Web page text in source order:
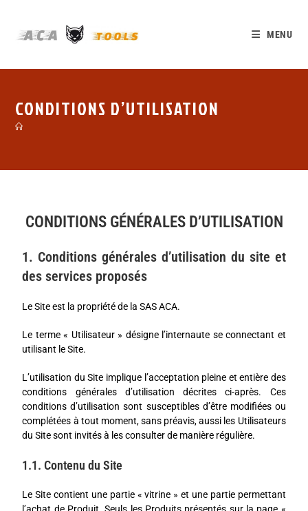
MENU
CONDITIONS D’UTILISATION
CONDITIONS GÉNÉRALES D’UTILISATION
1. Conditions générales d’utilisation du site et
des services proposés
Le Site est la propriété de la SAS ACA.
Le terme « Utilisateur » désigne l’internaute se connectant et
utilisant le Site.
L’utilisation du Site implique l’acceptation pleine et entière des
conditions générales d’utilisation décrites ci-après. Ces
conditions d’utilisation sont susceptibles d’être modifiées ou
complétées à tout moment, sans préavis, aussi les Utilisateurs
du Site sont invités à les consulter de manière régulière.
1.1. Contenu du Site
Le Site contient une partie « vitrine » et une partie permettant